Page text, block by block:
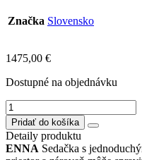
Značka Slovensko
1475,00 €
Dostupné na objednávku
množstvo
ENNA
2sed/s
rozkladom
Pridať do košíka
Detaily produktu
ENNA Sedačka s